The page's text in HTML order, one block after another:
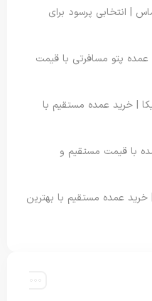
| انتخابی پرسود برای
عمده پتو مسافرتی با قیمت
| خرید عمده مستقیم با
با قیمت مستقیم و
عمده مستقیم با بهترین